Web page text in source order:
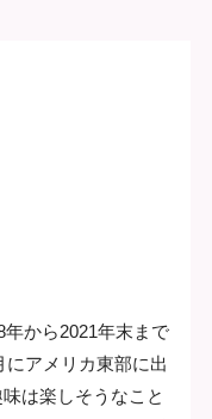
から2021年末まで
にアメリカ東部に出
は楽しそうなこと